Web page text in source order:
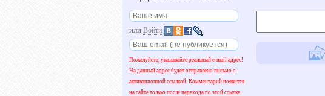
или Войти
Пожалуйста, указывайте реальный e-mail адрес!
На данный адрес будет отправлено письмо с
активационной ссылкой. Комментарий появится
на сайте только после перехода по этой ссылке.